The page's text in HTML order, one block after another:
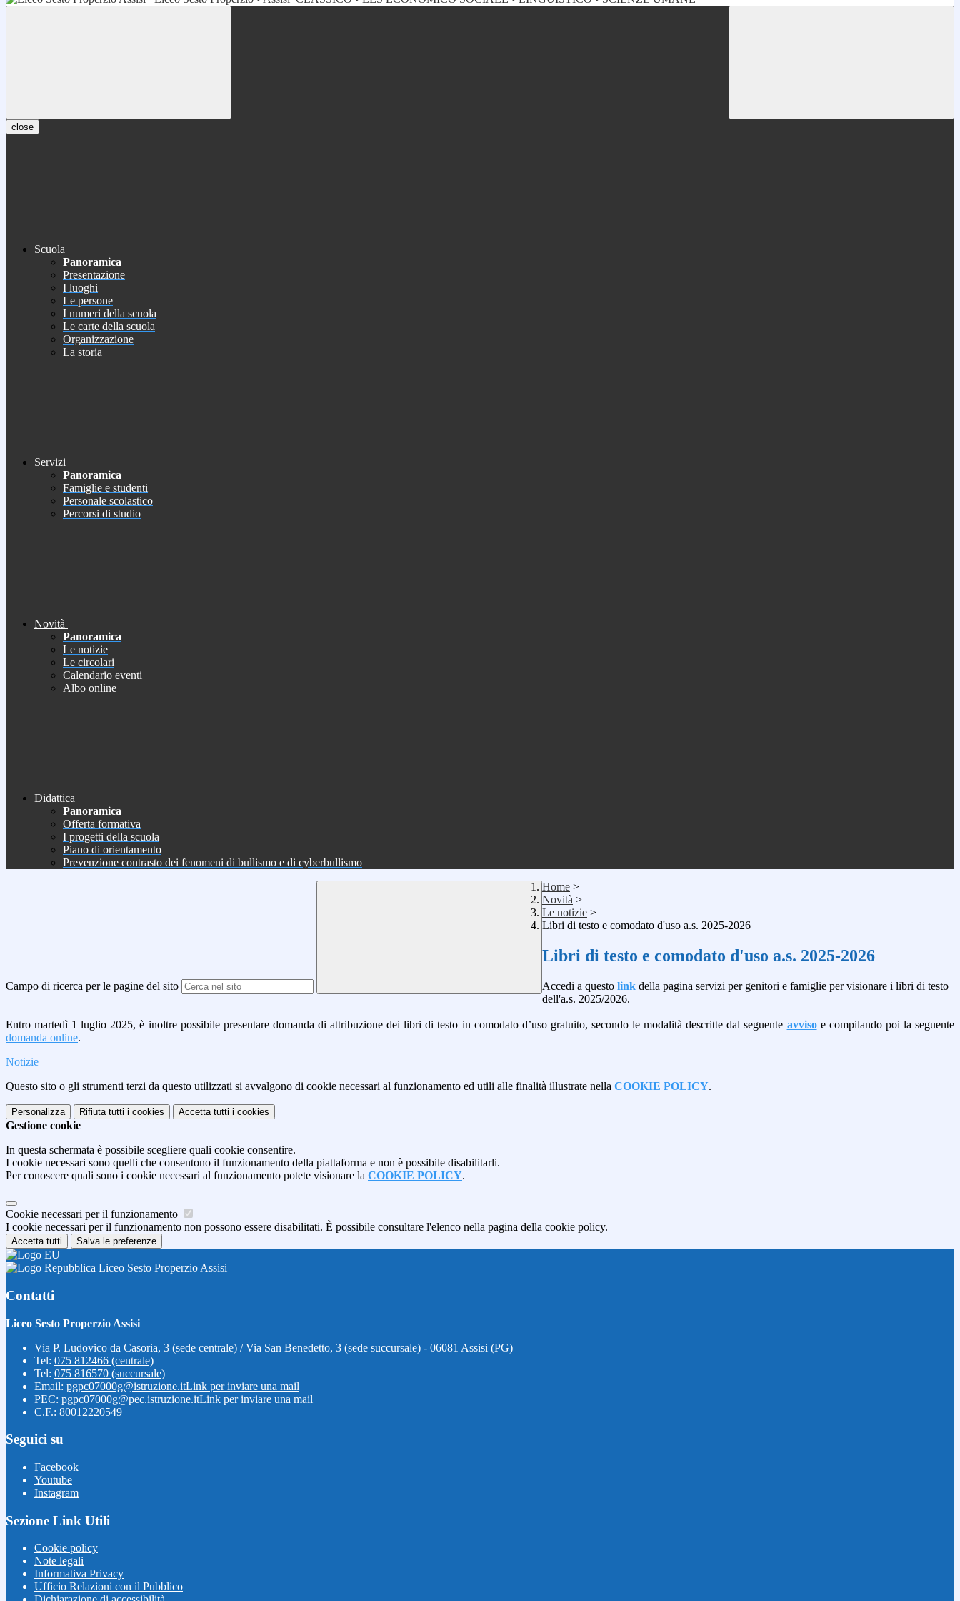
close
Scuola
Panoramica
Presentazione
I luoghi
Le persone
I numeri della scuola
Le carte della scuola
Organizzazione
La storia
Servizi
Panoramica
Famiglie e studenti
Personale scolastico
Percorsi di studio
Novità
Panoramica
Le notizie
Le circolari
Calendario eventi
Albo online
Didattica
Panoramica
Offerta formativa
I progetti della scuola
Piano di orientamento
Prevenzione contrasto dei fenomeni di bullismo e di cyberbullismo
Campo di ricerca per le pagine del sito
Home >
Novità >
Le notizie >
Libri di testo e comodato d'uso a.s. 2025-2026
Libri di testo e comodato d'uso a.s. 2025-2026
Accedi a questo link della pagina servizi per genitori e famiglie per visionare i libri di testo
dell'a.s. 2025/2026.
Entro martedì 1 luglio 2025, è inoltre possibile presentare domanda di attribuzione dei libri di testo in comodato d’uso gratuito, secondo le modalità descritte dal seguente avvisoe compilando poi la seguente
domanda online.
Notizie
Questo sito o gli strumenti terzi da questo utilizzati si avvalgono di cookie necessari al funzionamento ed utili alle finalità illustrate nella COOKIE POLICY.
Personalizza Rifiuta tutti i cookies Accetta tutti i cookies
Gestione cookie
In questa schermata è possibile scegliere quali cookie consentire.
I cookie necessari sono quelli che consentono il funzionamento della piattaforma e non è possibile disabilitarli.
Per conoscere quali sono i cookie necessari al funzionamento potete visionare la COOKIE POLICY.
Cookie necessari per il funzionamento
I cookie necessari per il funzionamento non possono essere disabilitati. È possibile consultare l'elenco nella pagina della cookie policy.
Accetta tutti Salva le preferenze
Liceo Sesto Properzio Assisi
Contatti
Liceo Sesto Properzio Assisi
Via P. Ludovico da Casoria, 3 (sede centrale) / Via San Benedetto, 3 (sede succursale) - 06081 Assisi (PG)
Tel: 075 812466 (centrale)
Tel: 075 816570 (succursale)
Email: pgpc07000g@istruzione.itLink per inviare una mail
PEC: pgpc07000g@pec.istruzione.itLink per inviare una mail
C.F.: 80012220549
Seguici su
Facebook
Youtube
Instagram
Sezione Link Utili
Cookie policy
Note legali
Informativa Privacy
Ufficio Relazioni con il Pubblico